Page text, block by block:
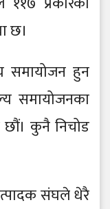
छ।
समायोजन हुन
समायोजनका
कुनै निचोड
संघले धेरै